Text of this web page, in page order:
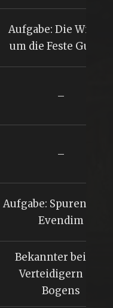
Aufgabe: Die Wildnis
um die Feste Guruth
–
–
Aufgabe: Spuren durch
Evendim
Bekannter bei den
Verteidigern des
Bogens